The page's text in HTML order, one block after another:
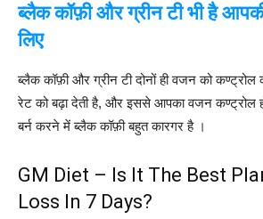
ब्लैककॉफ़ीऔरग्रीनटीभीहै
लिए
ब्लैक कॉफ़ी और ग्रीन टी दोनों ही वजन को
रेट को बढ़ा देती है, और इससे आपका वजन कण्ट्रोल
बर्न करने में ब्लैक कॉफ़ी बहुत कारगर है ।
GM Diet – Is It The Best
Loss In 7 Days?